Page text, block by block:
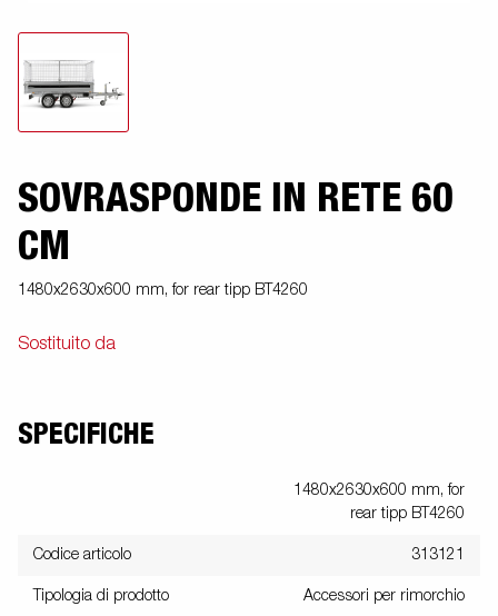
SOVRASPONDE IN RETE 60
CM
1480x2630x600 mm, for rear tipp BT4260
Sostituito da
SPECIFICHE
1480x2630x600 mm, for
rear tipp BT4260
Codice articolo 313121
Tipologia di prodotto Accessori per rimorchio